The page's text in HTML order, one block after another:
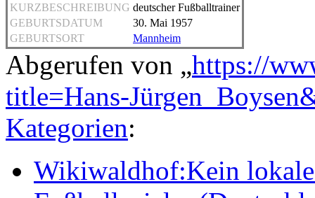
KURZBESCHREIBUNG deutscher Fußballtrainer
GEBURTSDATUM
30. Mai 1957
GEBURTSORT
Mannheim
Abgerufen von „https://
title=Hans-
Kategorien:
Wikiwaldhof:Kein